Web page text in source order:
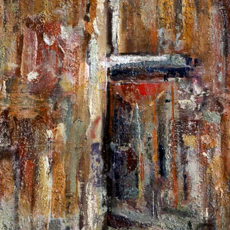
kamene kugle ne mogu
Povijest Vijesti